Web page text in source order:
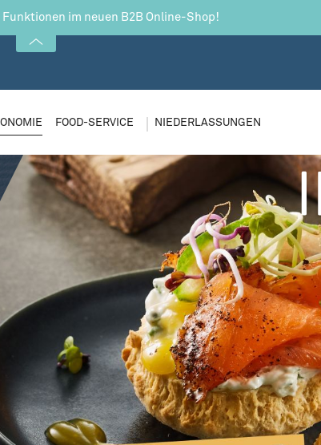
im neuen B2B Online-Shop!
FOOD-SERVICE NIEDERLASSUNGEN